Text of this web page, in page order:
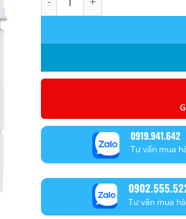
0919.941.642
Tư vấn mua
Tư vấn mua